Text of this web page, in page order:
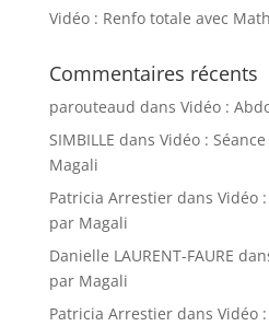
Vidéo : Renfo totale avec
Commentaires récents
parouteaud dans Vidéo :
SIMBILLE dans Vidéo :
Magali
Patricia Arrestierdans Vidéo
par Magali
Danielle LAURENT-FAURE
par Magali
Patricia Arrestierdans Vidéo